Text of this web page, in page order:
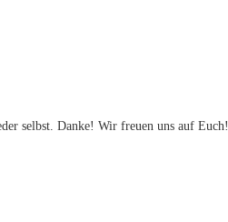
selbst. Danke! Wir freuen uns auf Euch!